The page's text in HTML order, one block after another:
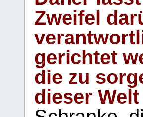
Zweifel
gerichtet
die zu
dieser